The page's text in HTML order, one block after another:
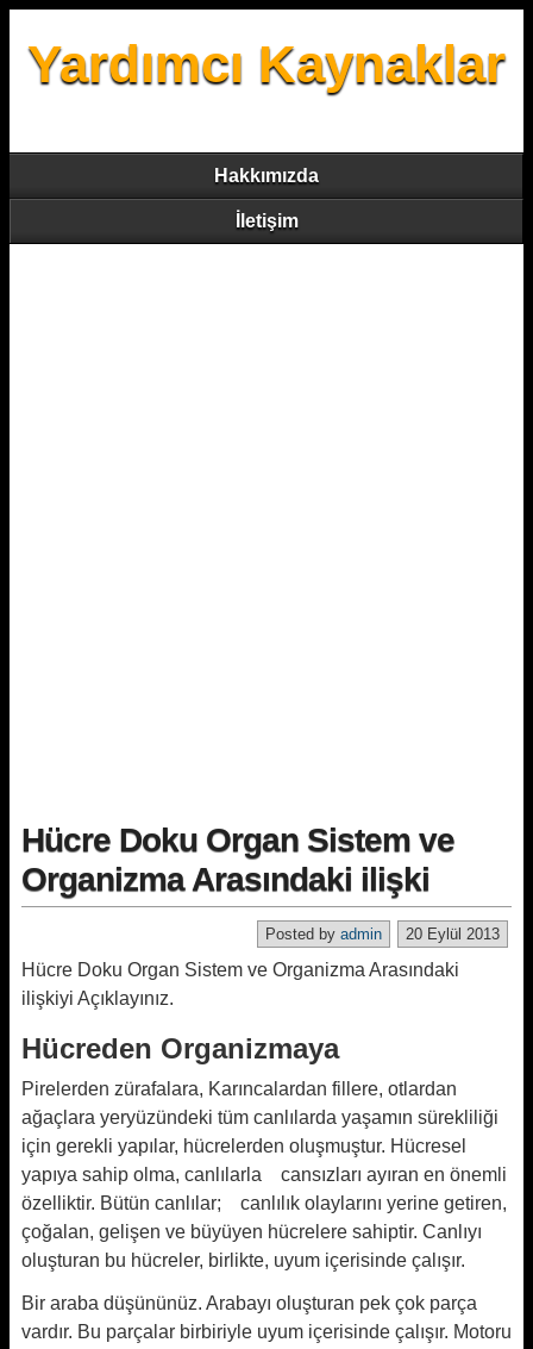
Yardımcı Kaynaklar
Hakkımızda
İletişim
Hücre Doku Organ Sistem ve
Organizma Arasındaki ilişki
20 Eylül 2013
Posted by admin
Hücre Doku Organ Sistem ve Organizma Arasındaki
ilişkiyi Açıklayınız.
Hücreden Organizmaya
Pirelerden zürafalara, Karıncalardan fillere, otlardan
ağaçlara yeryüzündeki tüm canlılarda yaşamın sürekliliği
için gerekli yapılar, hücrelerden oluşmuştur. Hücresel
yapıya sahip olma, canlılarla cansızları ayıran en önemli
özelliktir. Bütün canlılar; canlılık olaylarını yerine getiren,
çoğalan, gelişen ve büyüyen hücrelere sahiptir. Canlıyı
oluşturan bu hücreler, birlikte, uyum içerisinde çalışır.
Bir araba düşününüz. Arabayı oluşturan pek çok parça
vardır. Bu parçalar birbiriyle uyum içerisinde çalışır. Motoru